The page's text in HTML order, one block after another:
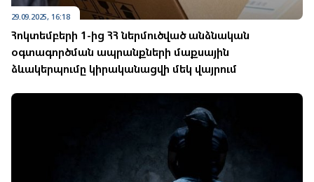
29.09.2025, 16:18
Հոկտեմբերի 1-ից ՀՀ ներմուծված անձնական
օգտագործման ապրանքների մաքսային
ձևակերպումը կիրականացվի մեկ վայրում